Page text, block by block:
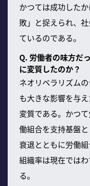
かつては成功した
敗」と捉えられ、
ているのである。
Q. 労働者の味方だ
に変質したのか？
ネオリベラリズム
も大きな影響を与
変質である。かつ
働組合を支持基盤
衰退とともに労働
組織率は現在では
る。